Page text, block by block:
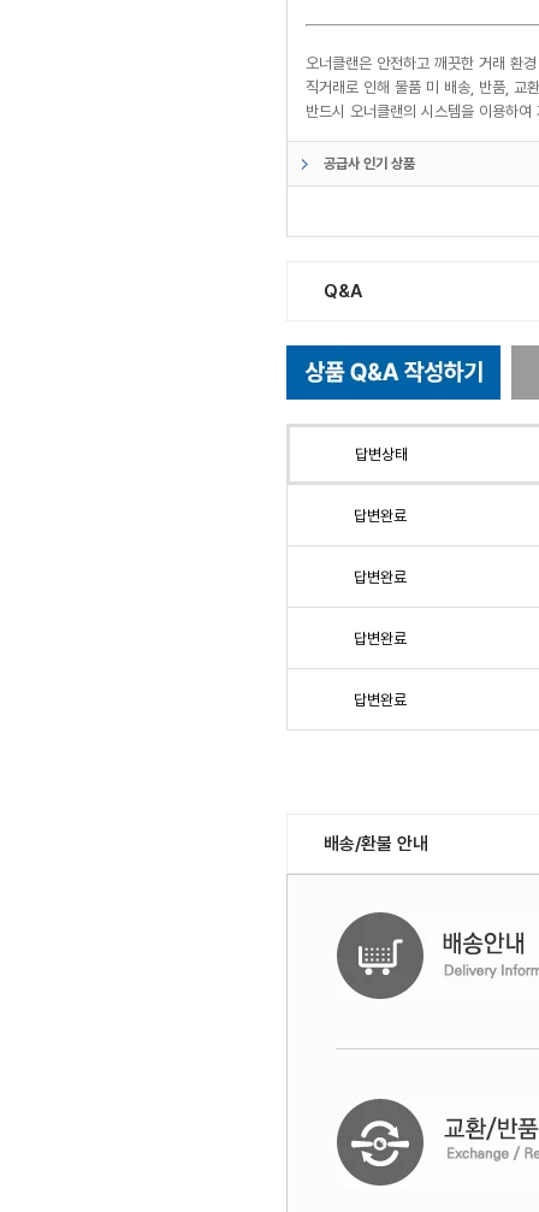
오너클랜은 안전하고 깨끗한 거래 환
직거래로 인해 물품 미 배송, 반품, 교
반드시 오너클랜의 시스템을 이용하
공급사 인기 상품
Q&A
답변상태
답변완료
답변완료
답변완료
답변완료
배송/환불 안내